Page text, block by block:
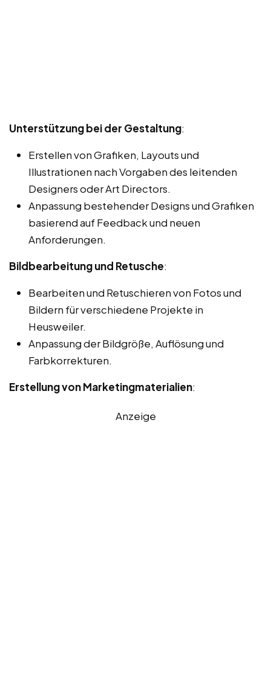
Unterstützung bei der Gestaltung:
Erstellen von Grafiken, Layouts und
Illustrationen nach Vorgaben des leitenden
Designers oder Art Directors.
Anpassung bestehender Designs und Grafiken
basierend auf Feedback und neuen
Anforderungen.
Bildbearbeitung und Retusche:
Bearbeiten und Retuschieren von Fotos und
Bildern für verschiedene Projekte in
Heusweiler.
Anpassung der Bildgröße, Auflösung und
Farbkorrekturen.
Erstellung von Marketingmaterialien:
Anzeige